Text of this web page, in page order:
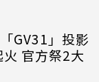
GV31」投影
官方祭2大